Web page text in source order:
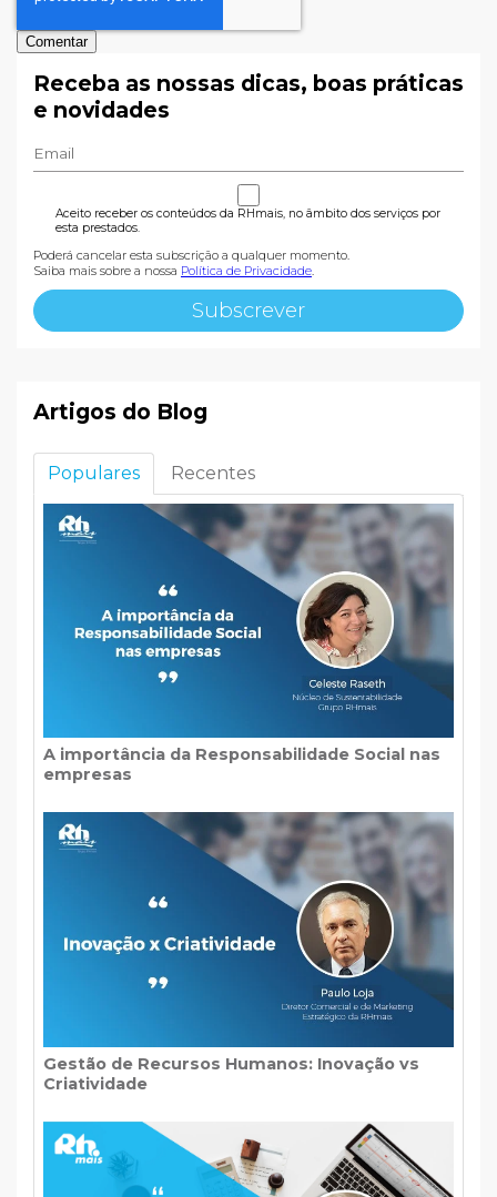
Receba as nossas dicas, boas práticas
e novidades
Aceito receber os conteúdos da RHmais, no âmbito dos serviços por
esta prestados.
Poderá cancelar esta subscrição a qualquer momento.
Saiba mais sobre a nossa Política de Privacidade.
Artigos do Blog
Populares Recentes
A importância da Responsabilidade Social nas
empresas
Gestão de Recursos Humanos: Inovação vs
Criatividade